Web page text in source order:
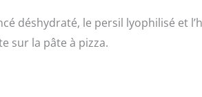
déshydraté, le persil lyophilisé et
sur la pâte à pizza.